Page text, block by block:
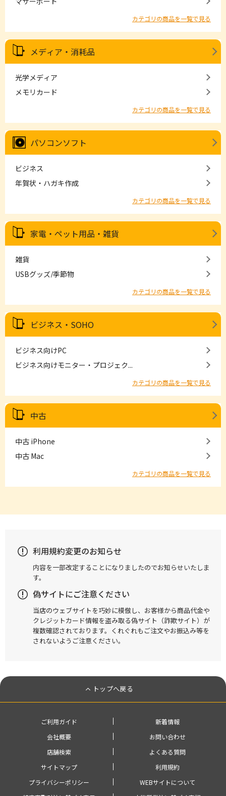
カテゴリの商品を一覧で見る
メディア・消耗品
光学メディア
メモリカード
カテゴリの商品を一覧で見る
パソコンソフト
ビジネス
年賀状・ハガキ作成
カテゴリの商品を一覧で見る
家電・ペット用品・雑貨
雑貨
USBグッズ/季節物
カテゴリの商品を一覧で見る
ビジネス・SOHO
ビジネス向けPC
ビジネス向けモニター・プロジェク...
カテゴリの商品を一覧で見る
中古
中古 iPhone
中古 Mac
カテゴリの商品を一覧で見る
利用規約変更のお知らせ
内容を一部改定することになりましたのでお知らせいたしま
す。
偽サイトにご注意ください
当店のウェブサイトを巧妙に模倣し、お客様から商品代金や
クレジットカード情報を盗み取る偽サイト（詐欺サイト）が
複数確認されております。くれぐれもご注文やお振込み等を
されないようご注意ください。
トップへ戻る
ご利用ガイド
新着情報
会社概要
お問い合わせ
店舗検索
よくある質問
サイトマップ
利用規約
プライバシーポリシー
WEBサイトについて